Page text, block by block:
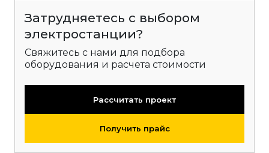
Затрудняетесь с выбором
электростанции?
Свяжитесь с нами для подбора
оборудования и расчета стоимости
Рассчитать проект
Получить прайс